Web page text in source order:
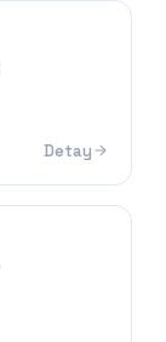
Detay